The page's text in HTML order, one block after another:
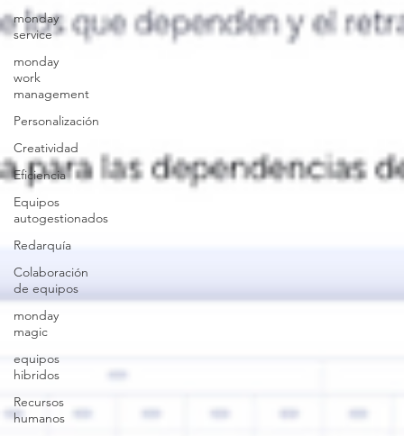
monday
service
monday
work
management
Personalización
Creatividad
Eficiencia
Equipos
autogestionados
Redarquía
Colaboración
de equipos
monday
magic
equipos
hibridos
Recursos
humanos